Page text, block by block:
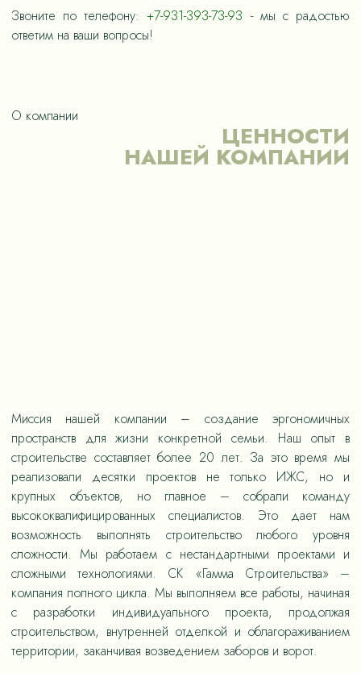
Звоните по телефону:+7-931-393-73-93 - мы с радостью
ответим на ваши вопросы!
О компании
ЦЕННОСТИ
НАШЕЙ КОМПАНИИ
Миссия нашей компании – создание эргономичных
пространств для жизни конкретной семьи. Наш опыт в
строительстве составляет более 20 лет. За это время мы
реализовали десятки проектов не только ИЖС, но и
крупных объектов, но главное – собрали команду
высококвалифицированных специалистов. Это дает нам
возможность выполнять строительство любого уровня
сложности. Мы работаем с нестандартными проектами и
сложными технологиями. СК «Гамма Строительства» –
компания полного цикла. Мы выполняем все работы, начиная
с разработки индивидуального проекта, продолжая
строительством, внутренней отделкой и облагораживанием
территории, заканчивая возведением заборов и ворот.